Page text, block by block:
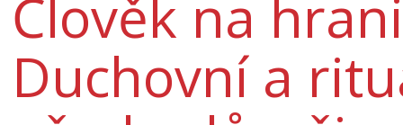
Člověk na
Duchovní a